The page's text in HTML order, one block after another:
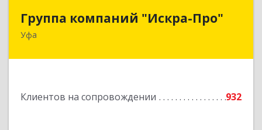
Группа компаний "Искра-Про"
Уфа
Клиентов на сопровождении 932
Группа компаний "Искра-Про"
450054, Башкортостан Респ, Уфимский р-н, Уфа